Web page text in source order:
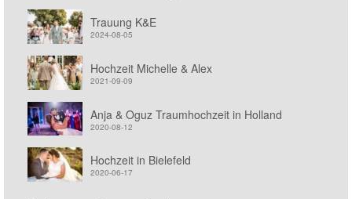
Trauung K&E
2024-08-05
Hochzeit Michelle & Alex
2021-09-09
Anja & Oguz Traumhochzeit in Holland
2020-08-12
Hochzeit in Bielefeld
2020-06-17